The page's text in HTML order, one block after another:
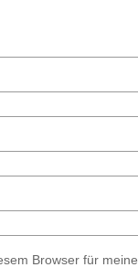
Browser für